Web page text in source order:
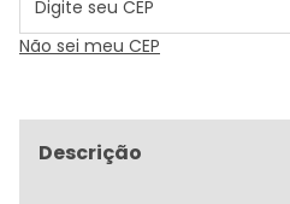
Não sei meu CEP
Descrição